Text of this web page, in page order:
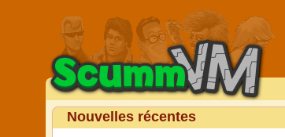
Nouvelles récentes